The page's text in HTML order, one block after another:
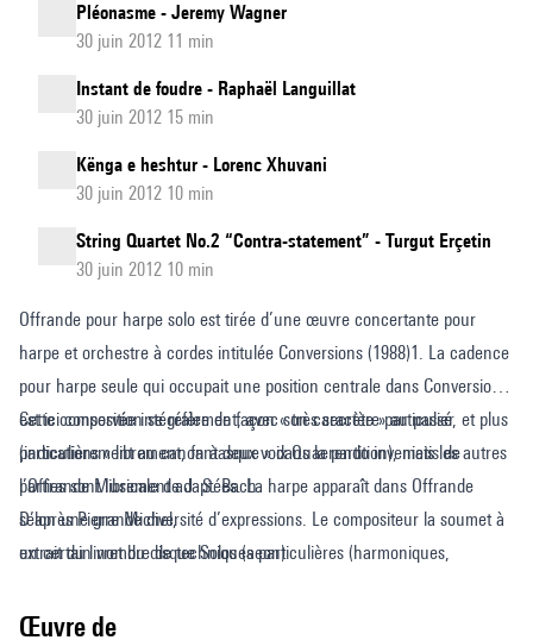
Pléonasme - Jeremy Wagner
30 juin 2012 11 min
Instant de foudre - Raphaël Languillat
30 juin 2012 15 min
Kënga e heshtur - Lorenc Xhuvani
30 juin 2012 10 min
String Quartet No.2 “Contra-statement” - Turgut Erçetin
30 juin 2012 10 min
Offrande pour harpe solo est tirée d’une œuvre concertante pour
harpe et orchestre à cordes intitulée Conversions (1988)1. La cadence
pour harpe seule qui occupait une position centrale dans Conversions
est ici conservée intégralement, avec son caractère particulier
(indications « librement, fantasque » dans la partition), mais les autres
parties sont librement adaptées. La harpe apparaît dans Offrande
selon une grande diversité d’expressions. Le compositeur la soumet à
un certain nombre de techniques particulières (harmoniques,
» la corde, etc.) et lui donne souvent une dimension percussive. Mais
Cette composition se réfère de façon « très secrète » au passé, et plus
particulièrement au canon à deux voix Quaerendo invenietis de
l’Offrande Musicale de J. S. Bach.
D’après Pierre Michel,
extrait du livret du disque Solos (aeon)
Œuvre de